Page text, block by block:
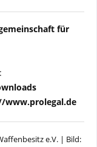
für
www.prolegal.de
e.V. | Bild: